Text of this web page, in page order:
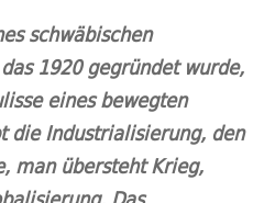
schwäbischen
1920 gegründet wurde,
eines bewegten
die Industrialisierung, den
man übersteht Krieg,